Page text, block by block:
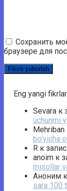
Сохранить
браузере для
Eng yangi fikrlar
Sevara к
uchunmi
Mehriban
bo‘yicha
R к
anoim к
misollar
Аноним
sara 100